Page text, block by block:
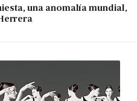
una anomalía mundial,